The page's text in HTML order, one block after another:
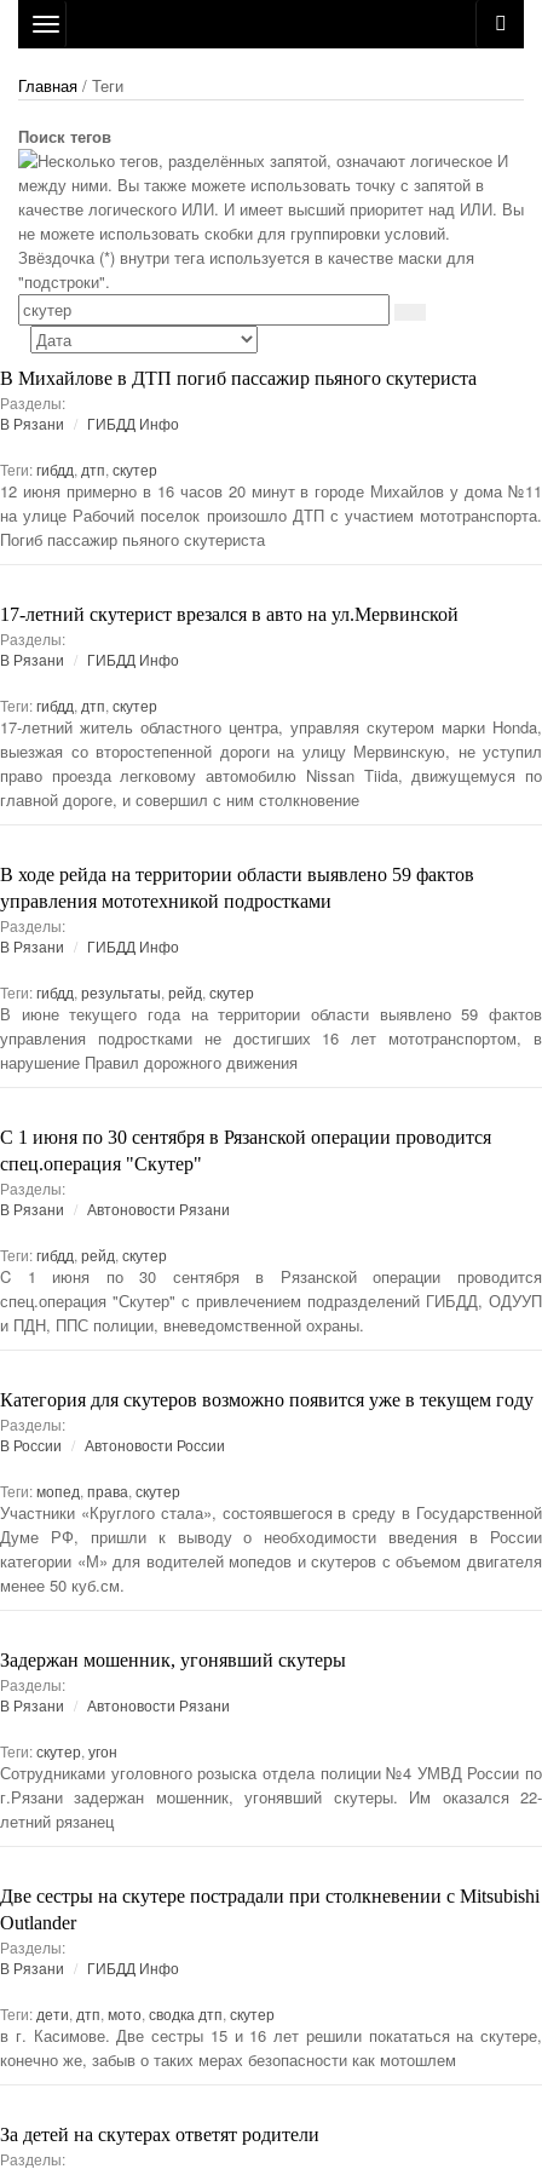
Toggle
navigation
Главная / Теги
Поиск тегов
В Михайлове в ДТП погиб пассажир пьяного скутериста
Разделы:
В Рязани
ГИБДД Инфо
Теги:гибдд, дтп, скутер
12 июня примерно в 16 часов 20 минут в городе Михайлов у дома №11
на улице Рабочий поселок произошло ДТП с участием мототранспорта.
Погиб пассажир пьяного скутериста
17-летний скутерист врезался в авто на ул.Мервинской
Разделы:
В Рязани
ГИБДД Инфо
Теги:гибдд, дтп, скутер
17-летний житель областного центра, управляя скутером марки Honda,
выезжая со второстепенной дороги на улицу Мервинскую, не уступил
право проезда легковому автомобилю Nissan Tiida, движущемуся по
главной дороге, и совершил с ним столкновение
В ходе рейда на территории области выявлено 59 фактов
управления мототехникой подростками
Разделы:
В Рязани
ГИБДД Инфо
Теги:гибдд, результаты, рейд, скутер
В июне текущего года на территории области выявлено 59 фактов
управления подростками не достигших 16 лет мототранспортом, в
нарушение Правил дорожного движения
C 1 июня по 30 сентября в Рязанской операции проводится
спец.операция "Скутер"
Разделы:
В Рязани
Автоновости Рязани
Теги:гибдд, рейд, скутер
C 1 июня по 30 сентября в Рязанской операции проводится
спец.операция "Скутер" с привлечением подразделений ГИБДД, ОДУУП
и ПДН, ППС полиции, вневедомственной охраны.
Категория для скутеров возможно появится уже в текущем году
Разделы:
В России
Автоновости России
Теги:мопед, права, скутер
Участники «Круглого стала», состоявшегося в среду в Государственной
Думе РФ, пришли к выводу о необходимости введения в России
категории «М» для водителей мопедов и скутеров с объемом двигателя
менее 50 куб.см.
Задержан мошенник, угонявший скутеры
Разделы:
В Рязани
Автоновости Рязани
Теги:скутер, угон
Сотрудниками уголовного розыска отдела полиции №4 УМВД России по
г.Рязани задержан мошенник, угонявший скутеры. Им оказался 22-
летний рязанец
Две сестры на скутере пострадали при столкневении с Mitsubishi
Outlander
Разделы:
В Рязани
ГИБДД Инфо
Теги: дети, дтп, мото, сводка дтп, скутер
в г. Касимове. Две сестры 15 и 16 лет решили покататься на скутере,
конечно же, забыв о таких мерах безопасности как мотошлем
За детей на скутерах ответят родители
Разделы: